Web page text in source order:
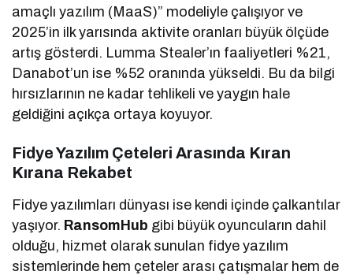
amaçlı yazılım (MaaS)” modeliyle çalışıyor ve
2025’in ilk yarısında aktivite oranları büyük ölçüde
artış gösterdi. Lumma Stealer’ın faaliyetleri %21,
Danabot’un ise %52 oranında yükseldi. Bu da bilgi
hırsızlarının ne kadar tehlikeli ve yaygın hale
geldiğini açıkça ortaya koyuyor.
Fidye Yazılım Çeteleri Arasında Kıran
Kırana Rekabet
Fidye yazılımları dünyası ise kendi içinde çalkantılar
yaşıyor. RansomHub gibi büyük oyuncuların dahil
olduğu, hizmet olarak sunulan fidye yazılım
sistemlerinde hem çeteler arası çatışmalar hem de